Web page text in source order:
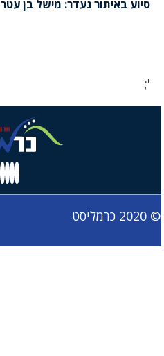
סיוע באיתור נעדר: מישל בן עטר
';
© 2020 כרמליסט